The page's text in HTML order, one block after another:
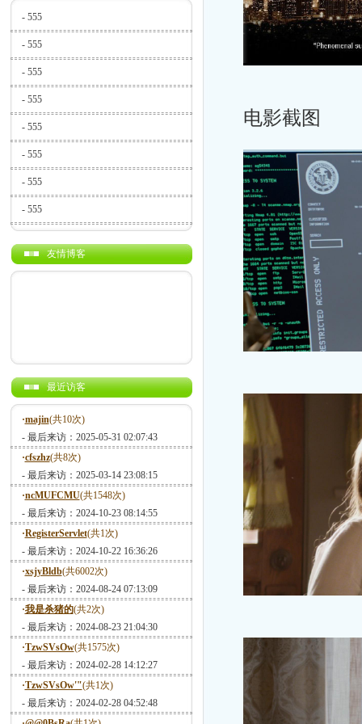
- 555
- 555
- 555
- 555
- 555
- 555
- 555
- 555
友情博客
最近访客
·majin(共10次)
- 最后来访：2025-05-31 02:07:43
·cfszhz(共8次)
- 最后来访：2025-03-14 23:08:15
·ncMUFCMU(共1548次)
- 最后来访：2024-10-23 08:14:55
·RegisterServlet(共1次)
- 最后来访：2024-10-22 16:36:26
·xsjyBldb(共6002次)
- 最后来访：2024-08-24 07:13:09
·我是杀猪的(共2次)
- 最后来访：2024-08-23 21:04:30
·TzwSVsOw(共1575次)
- 最后来访：2024-02-28 14:12:27
·TzwSVsOw'"(共1次)
- 最后来访：2024-02-28 04:52:48
电影截图